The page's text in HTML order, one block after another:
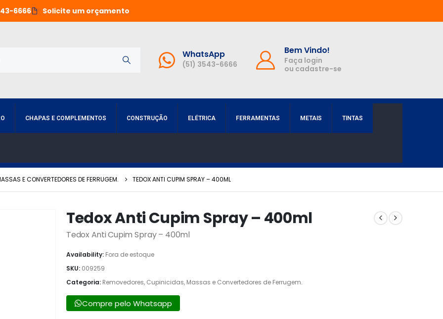
6666 Solicite um orçamento
WhatsApp
(51) 3543-6666
Bem Vindo!
Faça login
ou cadastre-se
CHAPAS E COMPLEMENTOS CONSTRUÇÃO ELÉTRICA FERRAMENTAS METAIS TINTAS
E CONVERTEDORES DE FERRUGEM. TEDOX ANTI CUPIM SPRAY – 400ML
Tedox Anti Cupim Spray – 400ml
Tedox Anti Cupim Spray – 400ml
Availability: Fora de estoque
SKU: 009259
Categoria: Removedores, Cupinicidas, Massas e Convertedores de Ferrugem.
Compre pelo Whatsapp